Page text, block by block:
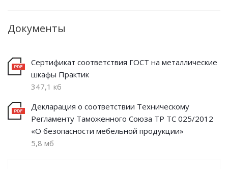
Документы
Сертификат соответствия ГОСТ на металлические
шкафы Практик
347,1 кб
Декларация о соответствии Техническому
Регламенту Таможенного Союза ТР ТС 025/2012
«О безопасности мебельной продукции»
5,8 мб